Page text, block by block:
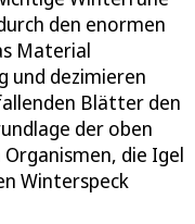
den enormen
Material
und dezimieren
Blätter den
der oben
die Igel
Winterspeck